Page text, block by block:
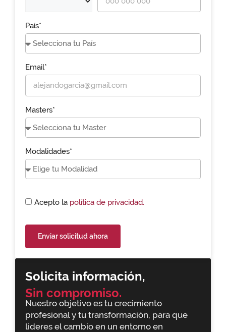
Solicita información,
Sin compromiso.
Nuestro objetivo es tu crecimiento
profesional y tu transformación, para que
lideres el cambio en un entorno en
País*
Email*
Masters*
Modalidades*
Acepto la política de privacidad.
Enviar solicitud ahora